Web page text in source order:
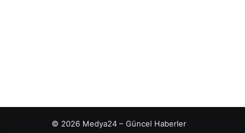
© 2026 Medya24 – Güncel Haberler